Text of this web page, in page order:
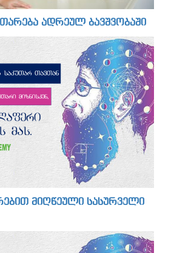
ადრეულ ბავშვობაში
მიღწეული სასურველი